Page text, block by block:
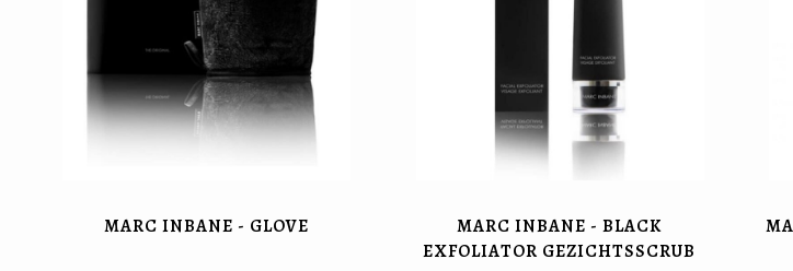
MARC INBANE - GLOVE
MARC INBANE - BLACK
EXFOLIATOR GEZICHTSSCRUB